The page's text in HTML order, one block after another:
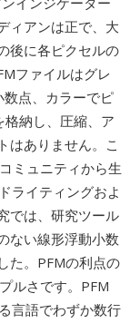
ィアンは正で、大
後に各ピクセルの
ファイルはグレ
点、カラーでピ
格納し、圧縮、ア
はありません。こ
ミュニティから生
ライティングおよ
では、研究ツール
ない線形浮動小数
た。PFMの利点の
ルさです。PFM
言語でわずか数行